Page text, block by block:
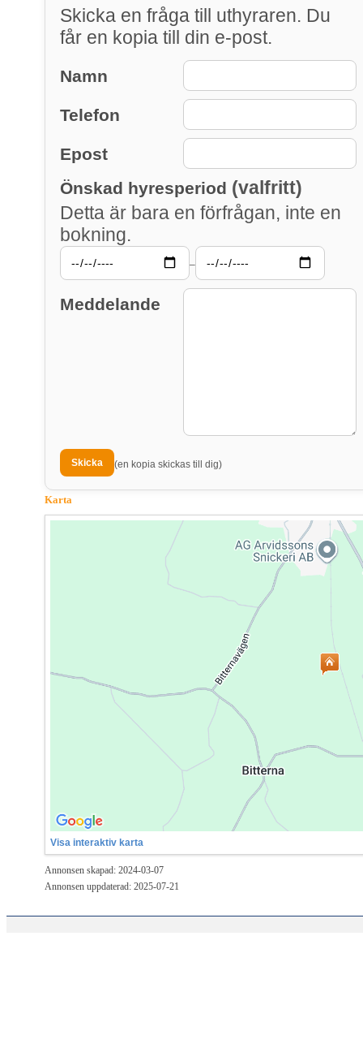
Skicka en fråga till uthyraren. Du
får en kopia till din e-post.
Namn
Telefon
Epost
Önskad hyresperiod (valfritt)
Detta är bara en förfrågan, inte en
bokning.
–
Meddelande
(en kopia skickas till dig)
Karta
Visa interaktiv karta
Annonsen skapad: 2024-03-07
Annonsen uppdaterad: 2025-07-21